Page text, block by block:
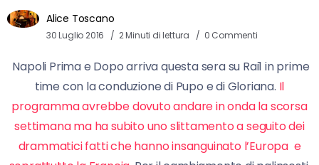
Alice Toscano
30 Luglio 2016 2 Minuti di lettura 0 Commenti
Napoli Prima e Dopo arriva questa sera su Rai1 in prime
time con la conduzione di Pupo e di Gloriana. Il
programma avrebbe dovuto andare in onda la scorsa
settimana ma ha subito uno slittamento a seguito dei
drammatici fatti che hanno insanguinato l’Europa e